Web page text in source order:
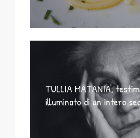
TULLIA MATANIA,
illuminato di un intero